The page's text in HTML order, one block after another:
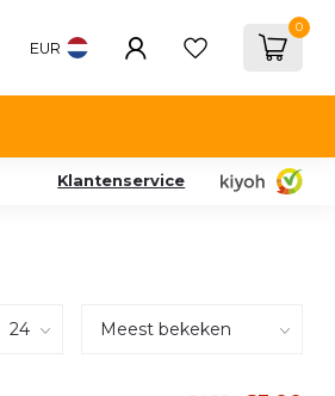
EUR
0
Klantenservice